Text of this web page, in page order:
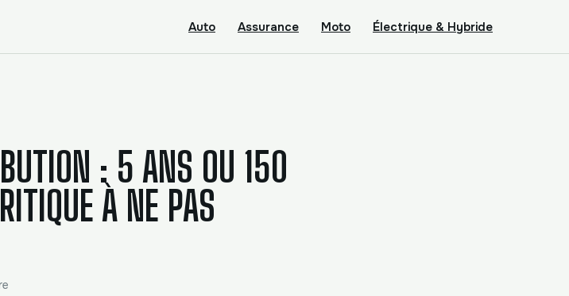
Auto Assurance Moto Électrique & Hybride
: 5 ANS OU 150
À NE PAS